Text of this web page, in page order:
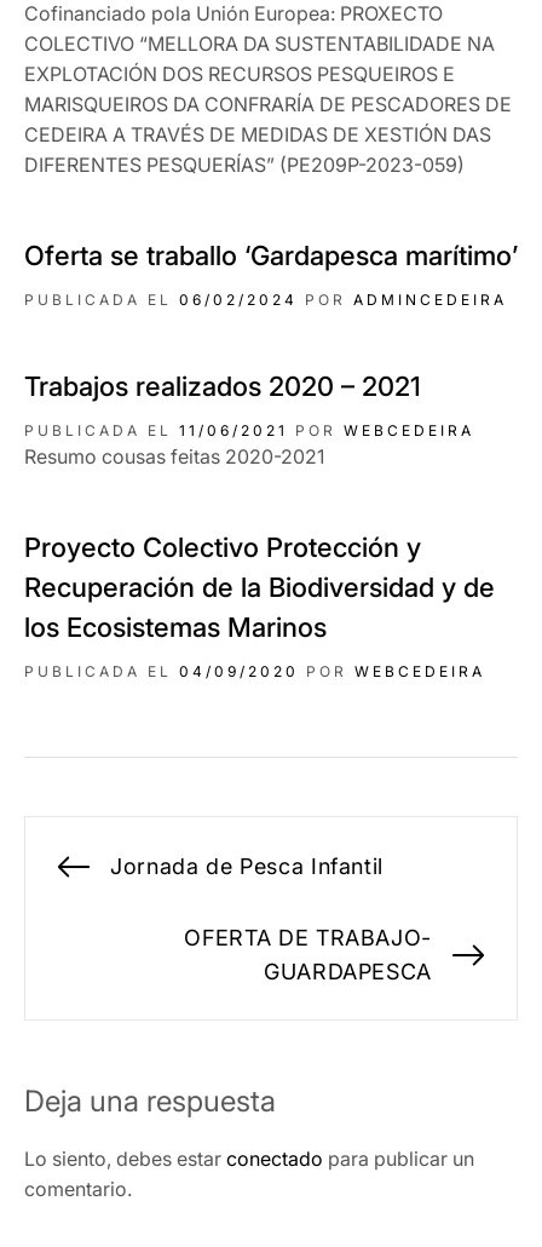
Cofinanciado pola Unión Europea: PROXECTO
COLECTIVO “MELLORA DA SUSTENTABILIDADE NA
EXPLOTACIÓN DOS RECURSOS PESQUEIROS E
MARISQUEIROS DA CONFRARÍA DE PESCADORES DE
CEDEIRA A TRAVÉS DE MEDIDAS DE XESTIÓN DAS
DIFERENTES PESQUERÍAS” (PE209P-2023-059)
Oferta se traballo ‘Gardapesca marítimo’
PUBLICADA EL 06/02/2024 POR ADMINCEDEIRA
Trabajos realizados 2020 – 2021
PUBLICADA EL 11/06/2021 POR WEBCEDEIRA
Resumo cousas feitas 2020-2021
Proyecto Colectivo Protección y
Recuperación de la Biodiversidad y de
los Ecosistemas Marinos
PUBLICADA EL 04/09/2020 POR WEBCEDEIRA
Navegación
Entrada
Jornada de Pesca Infantil
OFERTA DE TRABAJO-
GUARDAPESCA
Deja una respuesta
Lo siento, debes estar conectado para publicar un
comentario.